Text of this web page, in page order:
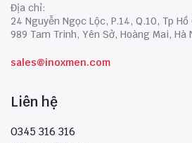
Địa chỉ:
24 Nguyễn Ngọc Lộc, P.14, Q.10, Tp Hồ
989 Tam Trinh, Yên Sở, Hoàng Mai, Hà
sales@inoxmen.com
Liên hệ
0345 316 316